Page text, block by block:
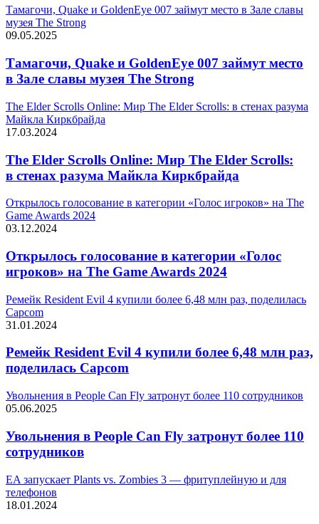
Тамагочи, Quake и GoldenEye 007 займут место в Зале славы
музея The Strong
09.05.2025
Тамагочи, Quake и GoldenEye 007 займут место
в Зале славы музея The Strong
The Elder Scrolls Online: Мир The Elder Scrolls: в стенах разума
Майкла Киркбрайда
17.03.2024
The Elder Scrolls Online: Мир The Elder Scrolls:
в стенах разума Майкла Киркбрайда
Открылось голосование в категории «Голос игроков» на The
Game Awards 2024
03.12.2024
Открылось голосование в категории «Голос
игроков» на The Game Awards 2024
Ремейк Resident Evil 4 купили более 6,48 млн раз, поделилась
Capcom
31.01.2024
Ремейк Resident Evil 4 купили более 6,48 млн раз,
поделилась Capcom
Увольнения в People Can Fly затронут более 110 сотрудников
05.06.2025
Увольнения в People Can Fly затронут более 110
сотрудников
EA запускает Plants vs. Zombies 3 — фритуплейную и для
телефонов
18.01.2024